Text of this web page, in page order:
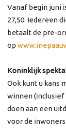
Vanaf begin juni
27,50. Iedereen
betaalt de pre-
op
Koninklijk
Ook kunt u kans
winnen
doen aan een
voor de